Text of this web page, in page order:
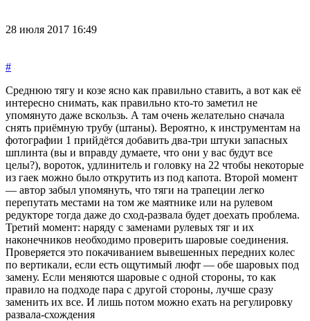
28 июля 2017 16:49
#
Среднюю тягу и козе ясно как правильно ставить, а вот как её
интересно снимать, как правильно кто-то заметил не
упомянуто даже вскользь. А там очень желательно сначала
снять приёмную трубу (штаны). Вероятно, к инструментам на
фотографии 1 прийдётся добавить два-три штуки запасных
шплинта (вы и вправду думаете, что они у вас будут все
целы?), вороток, удлинитель и головку на 22 чтобы некоторые
из гаек можно было открутить из под капота. Второй момент
— автор забыл упомянуть, что тяги на трапеции легко
перепутать местами на том же маятнике или на рулевом
редукторе тогда даже до сход-развала будет доехать проблема.
Третий момент: наряду с заменами рулевых тяг и их
наконечников необходимо проверить шаровые соединения.
Проверяется это покачиванием вывешенных передних колес
по вертикали, если есть ощутимый люфт — обе шаровых под
замену. Если меняются шаровые с одной стороны, то как
правило на подходе пара с другой стороны, лучше сразу
заменить их все. И лишь потом можно ехать на регулировку
развала-схождения